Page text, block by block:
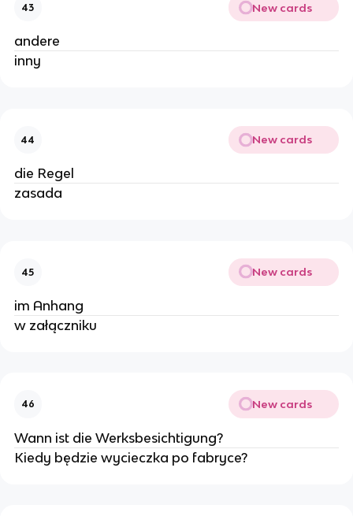
43 New cards
andere
inny
44 New cards
die Regel
zasada
45 New cards
im Anhang
w załączniku
46 New cards
Wann ist die Werksbesichtigung?
Kiedy będzie wycieczka po fabryce?